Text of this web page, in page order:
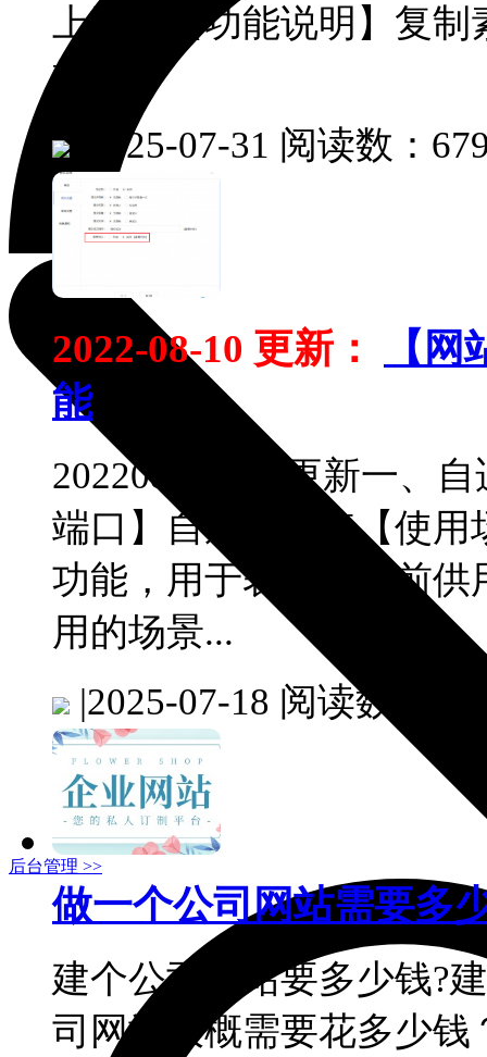
后台管理 >>
上版本【功能说明】复
效率
2025-07-31 阅读数：
2022-08-10 更新：
【
能
20220810功能更新一、
端口】自适应站点【使
功能，用于表单提交前
用的场景...
|2025-07-18 阅读数：
做一个公司网站需要多
建个公司网站要多少钱?
司网站大概需要花多少